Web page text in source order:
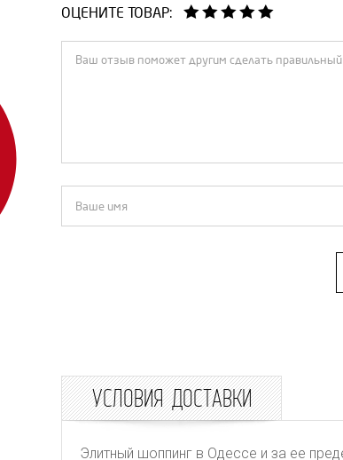
ОЦЕНИТЕ ТОВАР:
УСЛОВИЯ ДОСТАВКИ
Элитный шоппинг в Одессе и за ее